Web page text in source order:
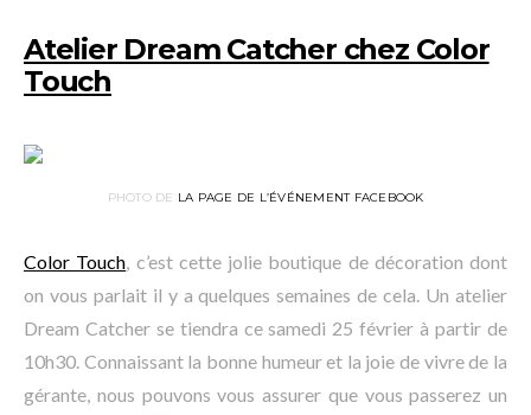
Atelier Dream Catcher chez Color
Touch
PHOTO DE LA PAGE DE L’ÉVÉNEMENT FACEBOOK
Color Touch, c’est cette jolie boutique de décoration dont
on vous parlait il y a quelques semaines de cela. Un atelier
Dream Catcher se tiendra ce samedi 25 février à partir de
10h30. Connaissant la bonne humeur et la joie de vivre de la
gérante, nous pouvons vous assurer que vous passerez un